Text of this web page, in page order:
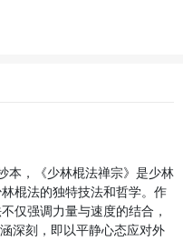
本，《少林棍法禅宗》是少林
棍法的独特技法和哲学。作
仅强调力量与速度的结合，
深刻，即以平静心态应对外